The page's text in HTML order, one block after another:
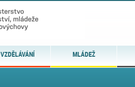
VZDĚLÁVÁNÍ MLÁDEŽ